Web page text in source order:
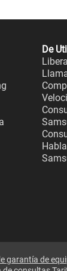
De
garantía de